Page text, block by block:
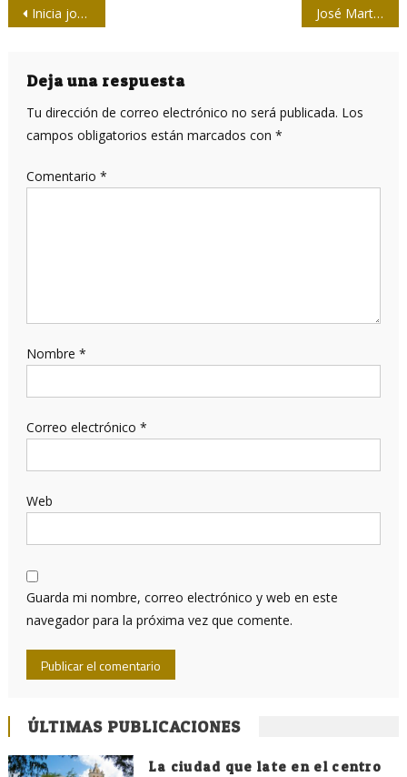
Navegación
entradas
Inicia jornada por el aniversario 170 de José Martí José Martí: misterio, realidad y deuda
Deja una respuesta
Tu dirección de correo electrónico no será publicada. Los
campos obligatorios están marcados con *
Comentario *
Nombre *
Correo electrónico *
Web
Guarda mi nombre, correo electrónico y web en este
navegador para la próxima vez que comente.
ÚLTIMAS PUBLICACIONES
La ciudad que late en el centro